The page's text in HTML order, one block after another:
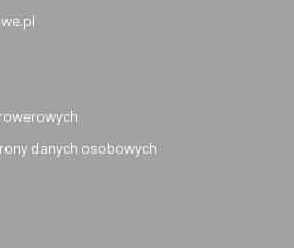
danych osobowych